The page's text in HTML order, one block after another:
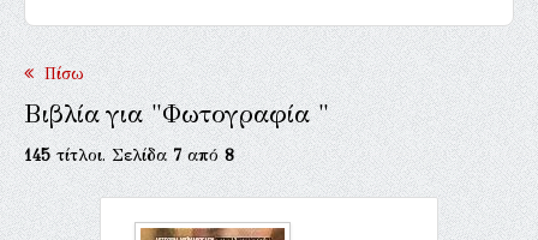
Πίσω
Βιβλία για "Φωτογραφία "
145τίτλοι. Σελίδα7από8